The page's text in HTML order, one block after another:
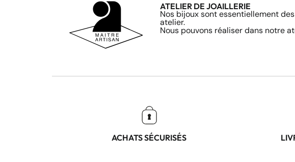
ATELIER DE JOAILLERIE
Nos bijoux sont essentiellement
atelier.
Nous pouvons réaliser dans notre
ACHATS SÉCURISÉS